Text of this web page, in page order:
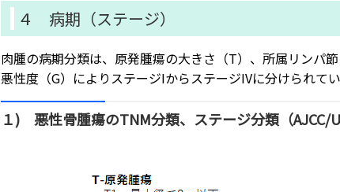
４ 病期（ステージ）
肉腫の病期分類は、原発腫瘍の大きさ（T）、所属リンパ
悪性度（G）によりステージIからステージIVに分けられてい
１) 悪性骨腫瘍のTNM分類、ステージ分類（AJCC/